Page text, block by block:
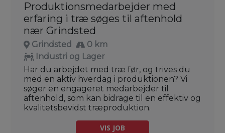
Produktionsmedarbejder med
erfaring i træ søges til aftenhold
nær Grindsted
Grindsted
0 km
Industri og Lager
Har du arbejdet med træ før, og trives du
med en aktiv hverdag i produktionen? Vi
søger en engageret medarbejder til
aftenhold, som kan bidrage til en effektiv og
kvalitetsbevidst træproduktion.
VIS JOB